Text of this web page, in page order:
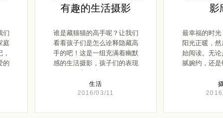
们
庭
的
有趣的生活摄影
谁是藏猫猫的高手呢？让我们
看看孩子们是怎么诠释隐藏高
手的吧！这是一组充满着幽默
感的生活摄影，孩子们的表现
生活
2016/03/11
影
最幸福的时
阳光正暖，
始阅读。无
腻婉约，还